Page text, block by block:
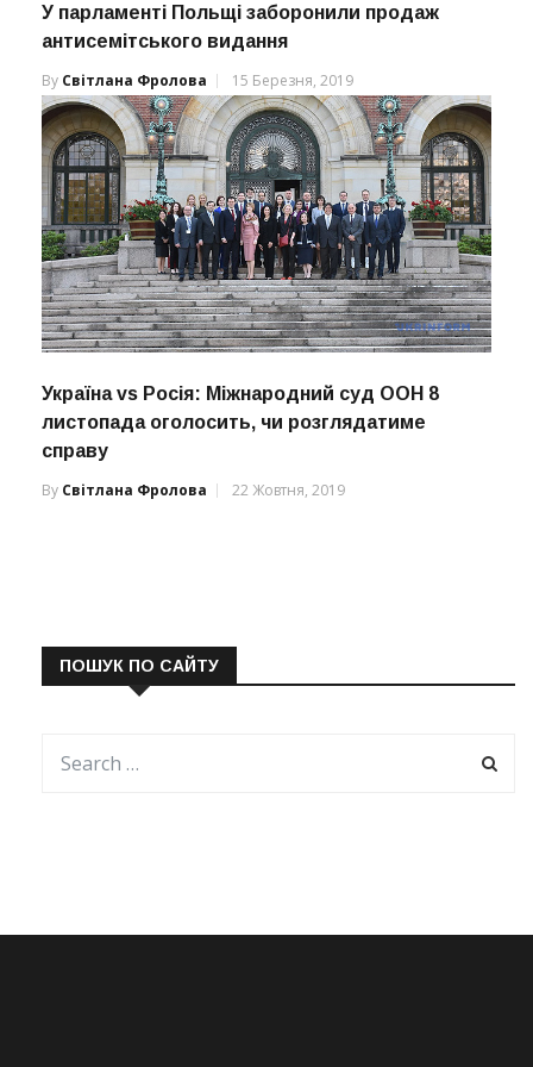
У парламенті Польщі заборонили продаж
антисемітського видання
By Світлана Фролова 15 Березня, 2019
Україна vs Росія: Міжнародний суд ООН 8
листопада оголосить, чи розглядатиме
справу
By Світлана Фролова 22 Жовтня, 2019
ПОШУК ПО САЙТУ